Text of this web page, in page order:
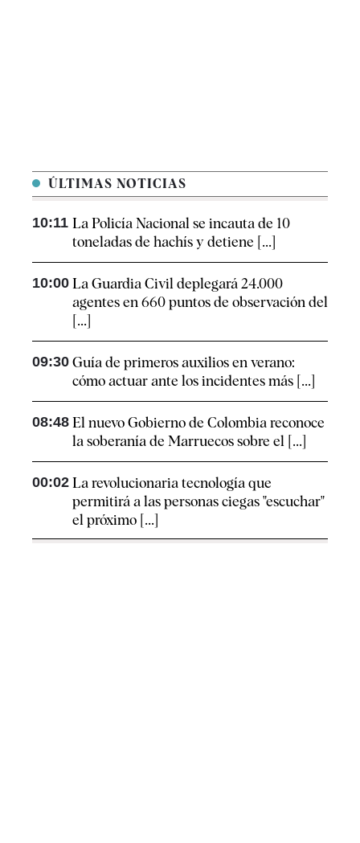
ÚLTIMAS NOTICIAS
10:11 La Policía Nacional se incauta de 10
toneladas de hachís y detiene [...]
10:00 La Guardia Civil deplegará 24.000
agentes en 660 puntos de observación del
[...]
09:30 Guía de primeros auxilios en verano:
cómo actuar ante los incidentes más [...]
08:48 El nuevo Gobierno de Colombia reconoce
la soberanía de Marruecos sobre el [...]
00:02 La revolucionaria tecnología que
permitirá a las personas ciegas "escuchar"
el próximo [...]